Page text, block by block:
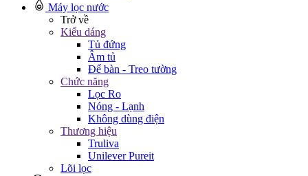
Máy lọc nước
Trở về
Kiểu dáng
Tủ đứng
Âm tủ
Để bàn - Treo tường
Chức năng
Lọc Ro
Nóng - Lạnh
Không dùng điện
Thương hiệu
Truliva
Unilever Pureit
Lõi lọc